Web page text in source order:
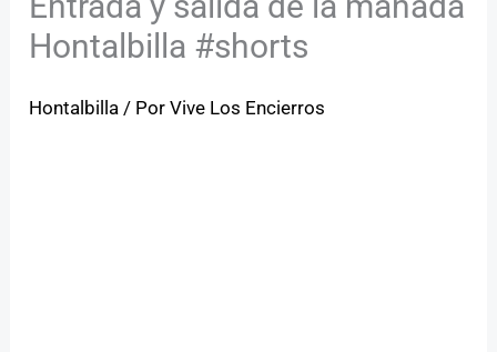
Hontalbilla #shorts
Hontalbilla / PorVive Los Encierros